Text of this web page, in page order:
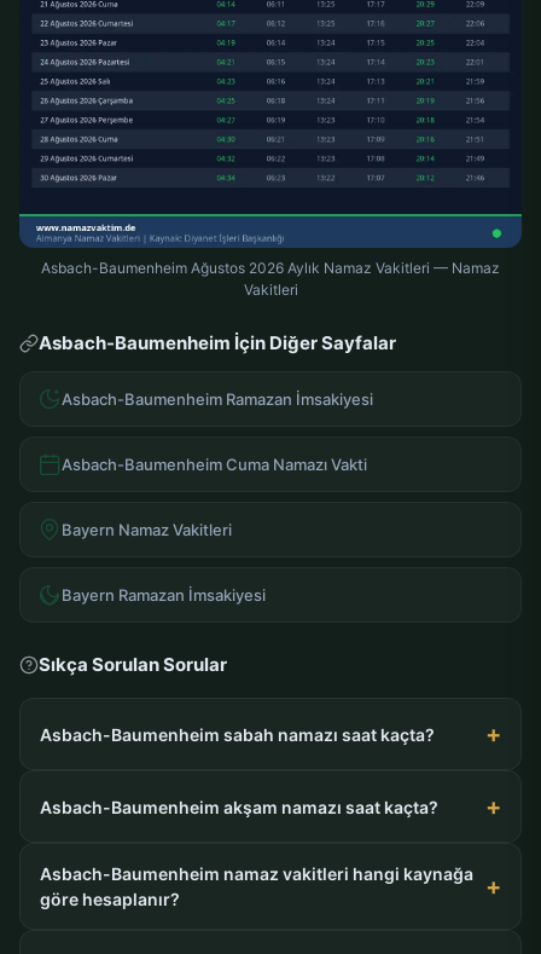
Asbach-Baumenheim Ağustos 2026 Aylık Namaz Vakitleri — Namaz
Vakitleri
Asbach-Baumenheim İçin Diğer Sayfalar
Asbach-Baumenheim Ramazan İmsakiyesi
Asbach-Baumenheim Cuma Namazı Vakti
Bayern Namaz Vakitleri
Bayern Ramazan İmsakiyesi
Sıkça Sorulan Sorular
Asbach-Baumenheim sabah namazı saat kaçta?
Asbach-Baumenheim akşam namazı saat kaçta?
Asbach-Baumenheim namaz vakitleri hangi kaynağa
göre hesaplanır?